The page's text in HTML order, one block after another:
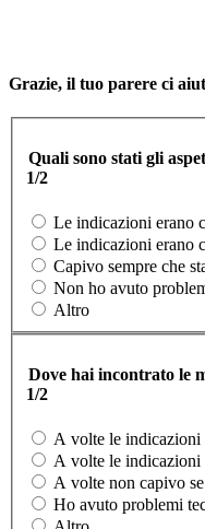
Grazie, il tuo parere ci
Quali sono stati gli
1/2
Le indicazioni erano
Le indicazioni erano
Capivo sempre che
Non ho avuto
Altro
Dove hai incontrato le
1/2
A volte le indicazioni
A volte le indicazioni
A volte non capivo
Ho avuto problemi